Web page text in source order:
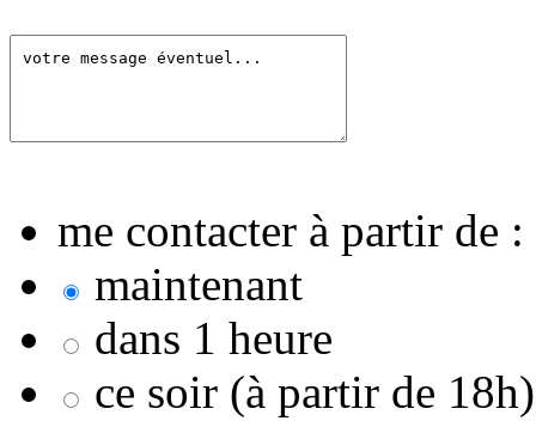
me contacter à partir de :
maintenant
dans 1 heure
ce soir (à partir de 18h)